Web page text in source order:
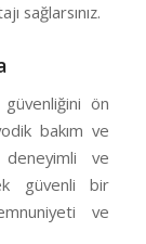
sağlarsınız.
ön
bakım ve
ve
güvenli bir
ve